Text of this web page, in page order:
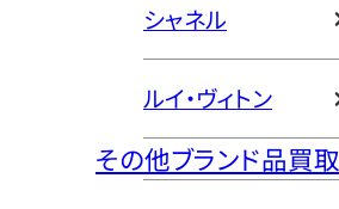
シャネル
ルイ・ヴィトン
その他ブランド品買取